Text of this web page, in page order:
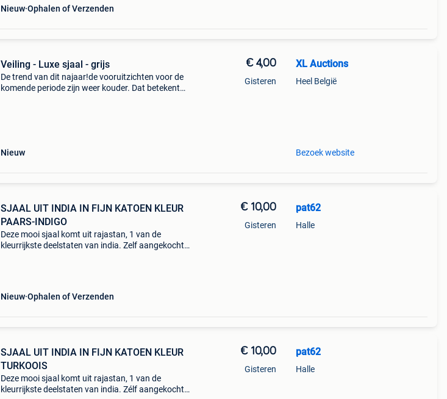
Nieuw Ophalen of Verzenden
Veiling - Luxe sjaal - grijs
De trend van dit najaar!de vooruitzichten voor de
komende periode zijn weer kouder. Dat betekent
Nieuw
€ 4,00
Gisteren
XL Auctions
Heel België
Bezoek website
SJAAL UIT INDIA IN FIJN KATOEN KLEUR
PAARS-INDIGO
Deze mooi sjaal komt uit rajastan, 1 van de
kleurrijkste deelstaten van india. Zelf aangekocht
Nieuw Ophalen of Verzenden
€ 10,00
Gisteren
pat62
Halle
SJAAL UIT INDIA IN FIJN KATOEN KLEUR
TURKOOIS
Deze mooi sjaal komt uit rajastan, 1 van de
kleurrijkste deelstaten van india. Zélf aangekocht
€ 10,00
Gisteren
pat62
Halle